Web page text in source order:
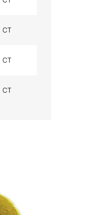
CT
CT
CT
UNTERLEGSCHEIBE